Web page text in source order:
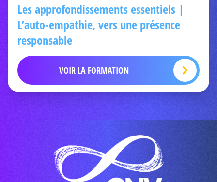
Les approfondissements essentiels |
L’auto-empathie, vers une présence
responsable
VOIR LA FORMATION